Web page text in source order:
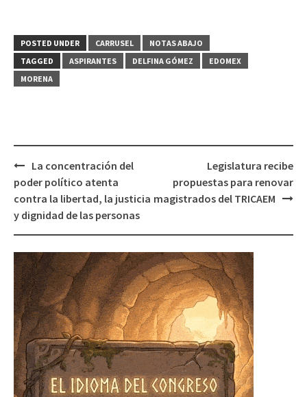
POSTED UNDER CARRUSEL
NOTAS ABAJO
TAGGED
ASPIRANTES DELFINA GÓMEZ
EDOMEX
MORENA
Post
navigation
La concentración del
poder político atenta
contra la libertad, la justicia
y dignidad de las personas
Legislatura recibe
propuestas para renovar
magistrados del TRICAEM